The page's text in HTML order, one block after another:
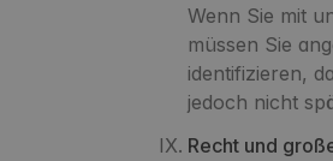
Wenn Sie mit
müssen Sie
identifizieren,
jedoch nicht
Recht und